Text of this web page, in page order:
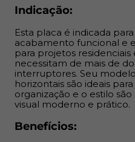
ambientes mais limpos e
em duas peças garante
e a parede, sem frestas,
acabamento impecável.
facilitada pelo furo oblongo
em paredes de madeira. A
garantindo um visual mais
Indicação:
Esta placa é indicada
acabamento funcional e
para projetos
necessitam de mais de
interruptores. Seu
horizontais são ideais
organização e o estilo
visual moderno e prático.
Benefícios: